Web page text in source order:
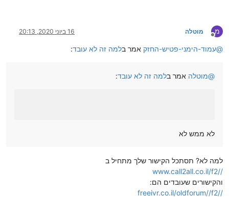
מ
מנותק
מוטלה 16 ביוני 2020, 20:13
@עמוד-הימני-פטיש-החזק אמר בלמה זה לא עובד:
@מוטלה אמר בלמה זה לא עובד:
לא ממש לא
למה לא? תסתכל הקישור שלך מתחיל ב
//www.call2all.co.il/f2
והקישורים שעובדים הם:
//freeivr.co.il/oldforum//f2